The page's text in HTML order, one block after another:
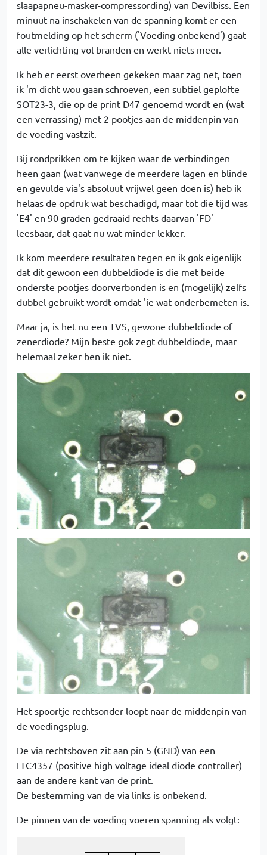
slaapapneu-masker-compressording) van Devilbiss. Een
minuut na inschakelen van de spanning komt er een
foutmelding op het scherm ('Voeding onbekend') gaat
alle verlichting vol branden en werkt niets meer.
Ik heb er eerst overheen gekeken maar zag net, toen
ik 'm dicht wou gaan schroeven, een subtiel geplofte
SOT23-3, die op de print D47 genoemd wordt en (wat
een verrassing) met 2 pootjes aan de middenpin van
de voeding vastzit.
Bij rondprikken om te kijken waar de verbindingen
heen gaan (wat vanwege de meerdere lagen en blinde
en gevulde via's absoluut vrijwel geen doen is) heb ik
helaas de opdruk wat beschadigd, maar tot die tijd was
'E4' en 90 graden gedraaid rechts daarvan 'FD'
leesbaar, dat gaat nu wat minder lekker.
Ik kom meerdere resultaten tegen en ik gok eigenlijk
dat dit gewoon een dubbeldiode is die met beide
onderste pootjes doorverbonden is en (mogelijk) zelfs
dubbel gebruikt wordt omdat 'ie wat onderbemeten is.
Maar ja, is het nu een TVS, gewone dubbeldiode of
zenerdiode? Mijn beste gok zegt dubbeldiode, maar
helemaal zeker ben ik niet.
Het spoortje rechtsonder loopt naar de middenpin van
de voedingsplug.
De via rechtsboven zit aan pin 5 (GND) van een
LTC4357 (positive high voltage ideal diode controller)
aan de andere kant van de print.
De bestemming van de via links is onbekend.
De pinnen van de voeding voeren spanning als volgt: